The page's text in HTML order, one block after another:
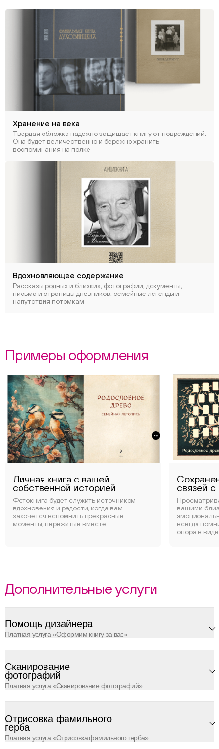
Хранение на века
Твердая обложка надежно защищает книгу от повреждений.
Она будет величественно и бережно хранить
воспоминания на полке
Вдохновляющее содержание
Рассказы родных и близких, фотографии, документы,
письма и страницы дневников, семейные легенды и
напутствия потомкам
Примеры оформления
Личная книга с вашей
собственной историей
Фотокнига будет служить источником
вдохновения и радости, когда вам
захочется вспомнить прекрасные
моменты, пережитые вместе
связей
вашими
всегда
опора в
Дополнительные услуги
Помощь дизайнера
Платная услуга «Оформим книгу за вас»
Сканирование
фотографий
Платная услуга «Сканирование фотографий»
Отрисовка фамильного
герба
Платная услуга «Отрисовка фамильного герба»